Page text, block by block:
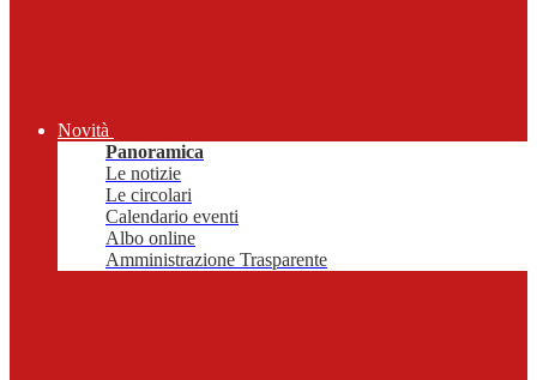
Novità
Panoramica
Le notizie
Le circolari
Calendario eventi
Albo online
Amministrazione Trasparente